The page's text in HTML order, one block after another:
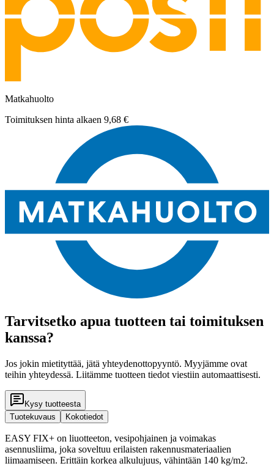
Matkahuolto
Toimituksen hinta alkaen 9,68 €
Tarvitsetko apua tuotteen tai toimituksen
kanssa?
Jos jokin mietityttää, jätä yhteydenottopyyntö. Myyjämme ovat
teihin yhteydessä. Liitämme tuotteen tiedot viestiin automaattisesti.
Kysy tuotteesta
Tuotekuvaus
Kokotiedot
EASY FIX+ on liuotteeton, vesipohjainen ja voimakas
asennusliima, joka soveltuu erilaisten rakennusmateriaalien
liimaamiseen. Erittäin korkea alkulujuus, vähintään 140 kg/m2.